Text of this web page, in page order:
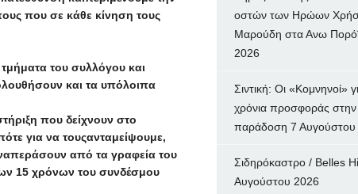
που σε κάθε κίνηση τους
του συλλόγου και
και τα υπόλοιπα
που δείχνουν στο
για να τουςανταμείψουμε,
από τα γραφεία του
15 χρόνων του συνδέσμου
oστών των Ηρώων
Μαρούδη στα Ανω
2026
Σιντική: Οι «Κομνηνοί»
χρόνια προσφοράς στην
παράδοση 7 Αυγούστου
Σιδηρόκαστρο / Belles
Αυγούστου 2026